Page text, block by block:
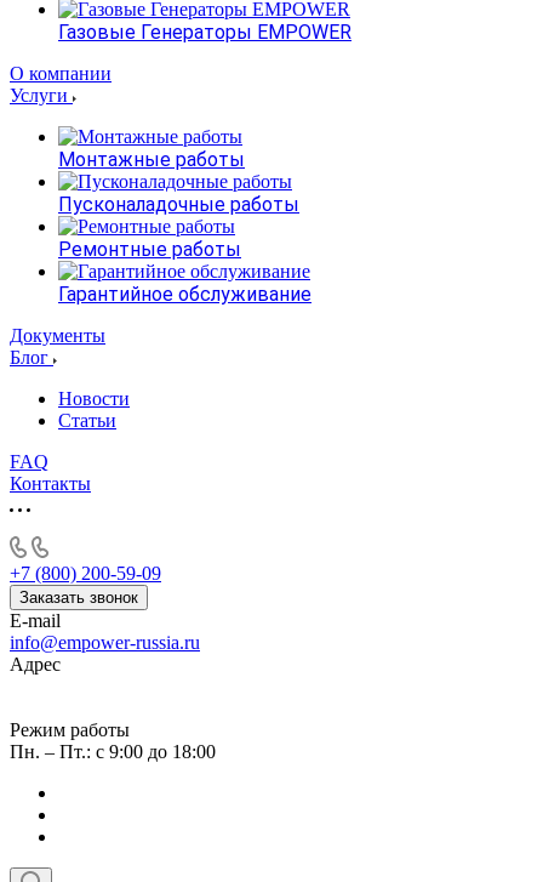
Газовые Генераторы EMPOWER
О компании
Услуги
Монтажные работы
Пусконаладочные работы
Ремонтные работы
Гарантийное обслуживание
Документы
Блог
Новости
Статьи
FAQ
Контакты
+7 (800) 200-59-09
Заказать звонок
E-mail
info@empower-russia.ru
Адрес
Режим работы
Пн. – Пт.: с 9:00 до 18:00